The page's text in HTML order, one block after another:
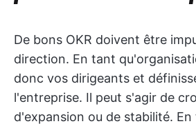
De bons OKR doivent être
direction. En tant
donc vos dirigeants et
l'entreprise. Il peut s'agir de
d'expansion ou de stabilité.